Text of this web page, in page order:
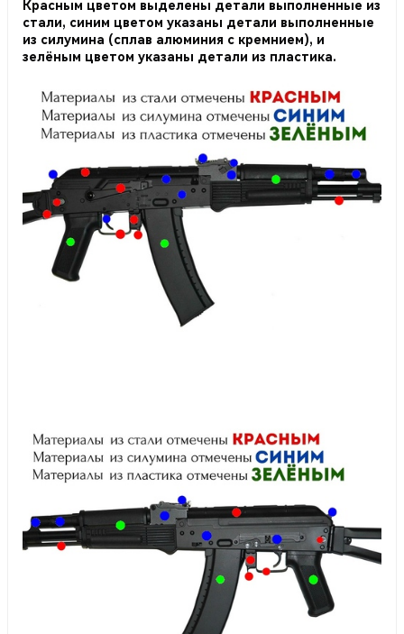
Красным цветом выделены детали выполненные из
стали, синим цветом указаны детали выполненные
из силумина (сплав алюминия с кремнием), и
зелёным цветом указаны детали из пластика.